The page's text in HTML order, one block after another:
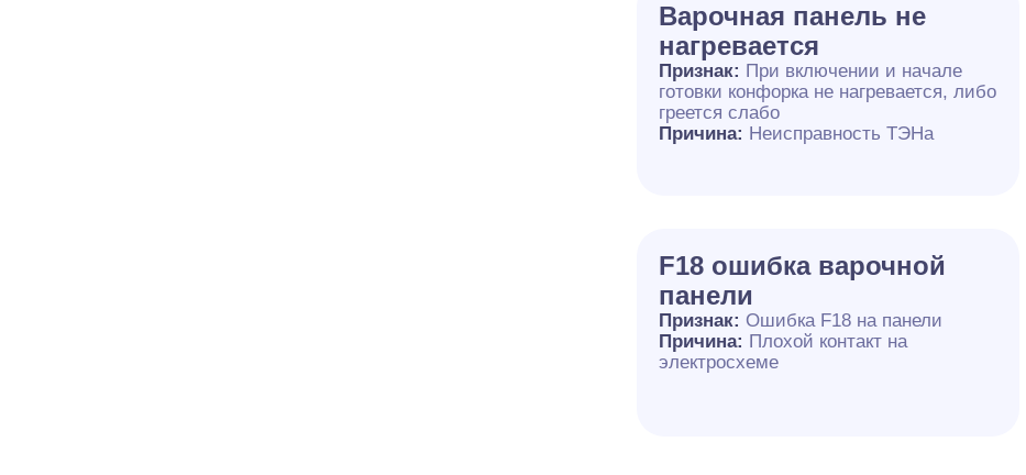
Варочная панель не
нагревается
Признак: При включении и начале
готовки конфорка не нагревается, либо
греется слабо
Причина: Неисправность ТЭНа
F18 ошибка варочной
панели
Признак: Ошибка F18 на панели
Причина: Плохой контакт на
электросхеме